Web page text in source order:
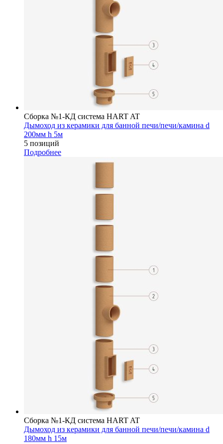
Сборка №1-КД система HART AT
Дымоход из керамики для банной печи/печи/камина d
200мм h 5м
5 позиций
Подробнее
Сборка №1-КД система HART AT
Дымоход из керамики для банной печи/печи/камина d
180мм h 15м